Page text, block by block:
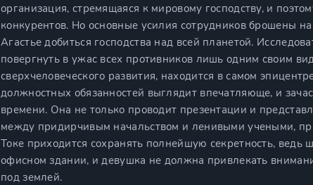
организация, стремящаяся к мировому господству, и
конкурентов. Но основные усилия сотрудников брошены
Агастье добиться господства над всей планетой.
повергнуть в ужас всех противников лишь одним своим
сверхчеловеческого развития, находится в самом
должностных обязанностей выглядит впечатляюще, и
времени. Она не только проводит презентации и
между придирчивым начальством и ленивыми учеными,
Токе приходится сохранять полнейшую секретность, ведь
офисном здании, и девушка не должна привлекать
под землей.